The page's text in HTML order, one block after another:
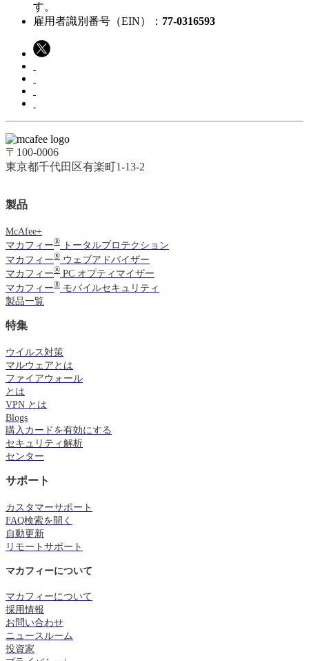
す。​
雇用者識別番号（EIN）： 77-0316593
〒100-0006
東京都千代田区有楽町1-13-2
製品
McAfee+
マカフィー® トータルプロテクション
マカフィー® ウェブアドバイザー
マカフィー® PC オプティマイザー
マカフィー® モバイルセキュリティ
製品一覧
特集
ウイルス対策
マルウェアとは
ファイアウォール
とは
VPN とは
Blogs
購入カードを有効にする
セキュリティ解析
センター
サポート
カスタマーサポート
FAQ検索を開く
自動更新
リモートサポート
マカフィーについて
マカフィーについて
採用情報
お問い合わせ
ニュースルーム
投資家